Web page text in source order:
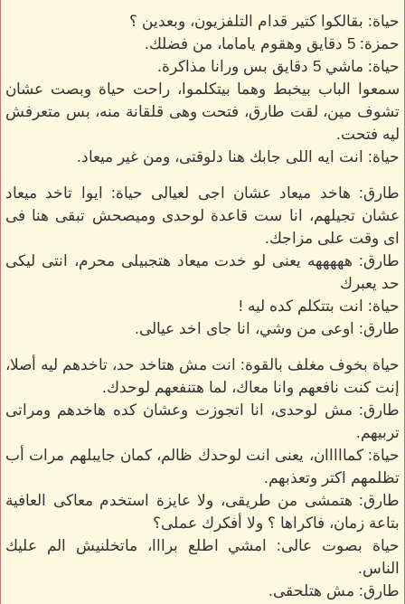
حياة: بقالكوا كتير قدام التلفزيون، وبعدين ؟
حمزة: 5 دقايق وهقوم ياماما، من فضلك.
حياة: ماشي 5 دقايق بس ورانا مذاكرة.
سمعوا الباب بيخبط وهما بيتكلموا، راحت حياة وبصت عشان
تشوف مين، لقت طارق، فتحت وهى قلقانة منه، بس متعرفش
ليه فتحت.
حياة: انت ايه اللى جابك هنا دلوقتى، ومن غير ميعاد.
طارق: هاخد ميعاد عشان اجى لعيالى حياة: ايوا تاخد ميعاد
عشان تجيلهم، انا ست قاعدة لوحدى وميصحش تبقى هنا فى
اى وقت على مزاجك.
طارق: هههههه يعنى لو خدت ميعاد هتجبيلى محرم، انتى ليكى
حد يعبرك
حياة: انت بتتكلم كده ليه !
طارق: اوعى من وشي، انا جاى اخد عيالى.
حياة بخوف مغلف بالقوة: انت مش هتاخد حد، تاخدهم ليه أصلا،
إنت كنت نافعهم وانا معاك، لما هتنفعهم لوحدك.
طارق: مش لوحدى، انا اتجوزت وعشان كده هاخدهم ومراتى
تربيهم.
حياة: كمااااان، يعنى انت لوحدك ظالم، كمان جايبلهم مرات أب
تظلمهم اكتر وتعذبهم.
طارق: هتمشى من طريقى، ولا عايزة استخدم معاكى العافية
بتاعة زمان، فاكراها ؟ ولا أفكرك عملى؟
حياة بصوت عالى: امشي اطلع برااا، ماتخلنيش الم عليك
الناس.
طارق: مش هتلحقى.